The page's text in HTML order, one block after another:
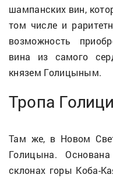
шампанских вин,
том числе и
возможность
вина из самого
князем Голицыным.
Тропа
Там же, в Новом
Голицына.
склонах горы Коба-